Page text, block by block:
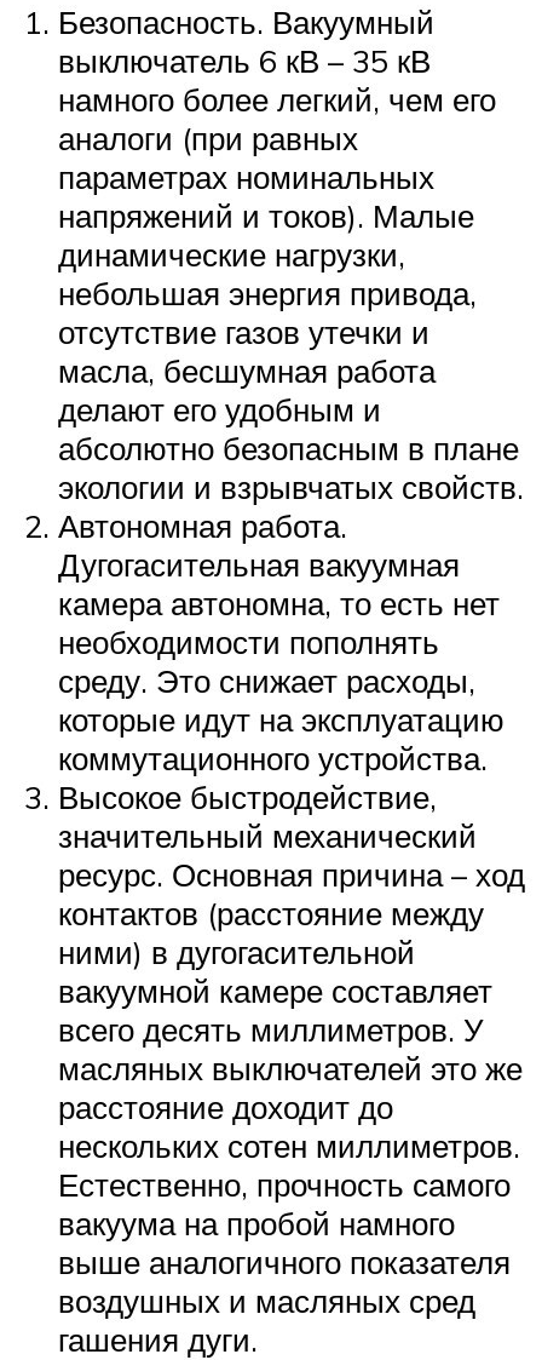
Безопасность. Вакуумный
выключатель 6 кВ – 35 кВ
намного более легкий, чем его
аналоги (при равных
параметрах номинальных
напряжений и токов). Малые
динамические нагрузки,
небольшая энергия привода,
отсутствие газов утечки и
масла, бесшумная работа
делают его удобным и
абсолютно безопасным в плане
экологии и взрывчатых свойств.
Автономная работа.
Дугогасительная вакуумная
камера автономна, то есть нет
необходимости пополнять
среду. Это снижает расходы,
которые идут на эксплуатацию
коммутационного устройства.
Высокое быстродействие,
значительный механический
ресурс. Основная причина – ход
контактов (расстояние между
ними) в дугогасительной
вакуумной камере составляет
всего десять миллиметров. У
масляных выключателей это же
расстояние доходит до
нескольких сотен миллиметров.
Естественно, прочность самого
вакуума на пробой намного
выше аналогичного показателя
воздушных и масляных сред
гашения дуги.